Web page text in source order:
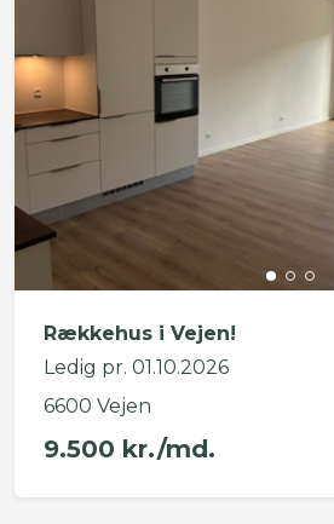
Rækkehus i Vejen!
Ledig pr. 01.10.2026
6600 Vejen
9.500 kr./md.